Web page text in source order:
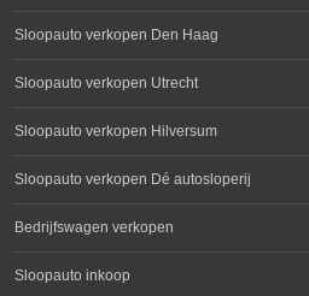
Sloopauto verkopen Den Haag
Sloopauto verkopen Utrecht
Sloopauto verkopen Hilversum
Sloopauto verkopen Dé autosloperij
Bedrijfswagen verkopen
Sloopauto inkoop